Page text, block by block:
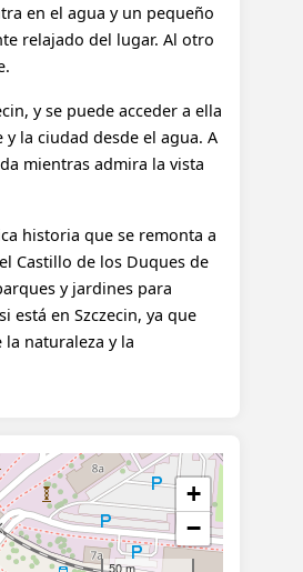
en el agua y un pequeño
relajado del lugar. Al otro
y se puede acceder a ella
la ciudad desde el agua. A
mientras admira la vista
historia que se remonta a
Castillo de los Duques de
y jardines para
está en Szczecin, ya que
naturaleza y la
+
−
50 m